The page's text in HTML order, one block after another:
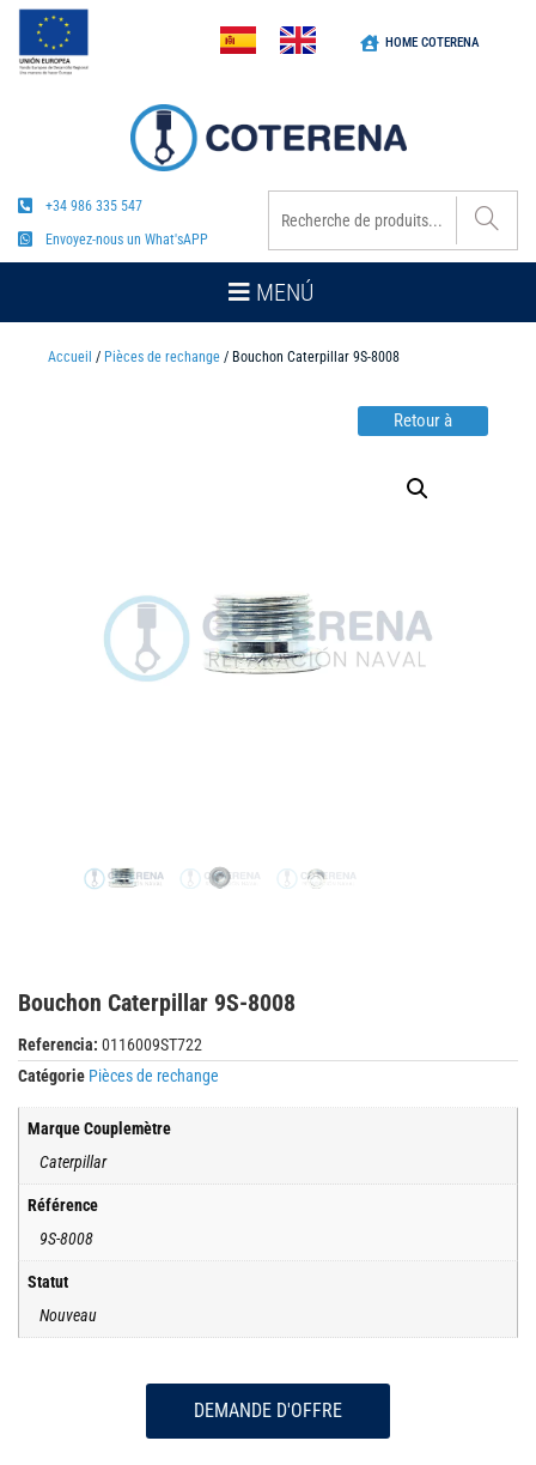
HOME COTERENA
+34 986 335 547
Envoyez-nous un What'sAPP
MENÚ
Accueil / Pièces de rechange / Bouchon Caterpillar 9S-8008
Retour à
Bouchon Caterpillar 9S-8008
Referencia: 0116009ST722
Catégorie Pièces de rechange
Marque Couplemètre
Caterpillar
Référence
9S-8008
Statut
Nouveau
DEMANDE D'OFFRE